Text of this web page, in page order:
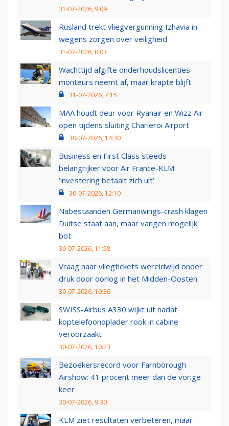
31-07-2026, 9:09
Rusland trekt vliegvergunning Izhavia in
wegens zorgen over veiligheid
31-07-2026, 8:03
Wachttijd afgifte onderhoudslicenties
monteurs neemt af, maar krapte blijft
31-07-2026, 7:15
MAA houdt deur voor Ryanair en Wizz Air
open tijdens sluiting Charleroi Airport
30-07-2026, 14:30
Business en First Class steeds
belangrijker voor Air France-KLM:
‘investering betaalt zich uit’
30-07-2026, 12:10
Nabestaanden Germanwings-crash klagen
Duitse staat aan, maar vangen mogelijk
bot
30-07-2026, 11:58
Vraag naar vliegtickets wereldwijd onder
druk door oorlog in het Midden-Oosten
30-07-2026, 10:36
SWISS-Airbus A330 wijkt uit nadat
koptelefoonoplader rook in cabine
veroorzaakt
30-07-2026, 10:23
Bezoekersrecord voor Farnborough
Airshow: 41 procent meer dan de vorige
keer
30-07-2026, 9:30
KLM ziet resultaten verbeteren, maar